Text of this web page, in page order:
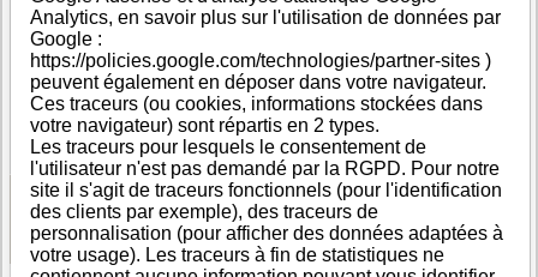
Dénomination ALBATERMAL SH.P.K.
Adresse
B.ZHAN D'ARKU P.RI P.M.JASHT.
Ville
TIRANE- 1000
Pays
Albanie
Type
d'adresse
Adresse unique
DUNS®
Number
49-------
Voir les informations disponibles
Analytics, en savoir plus sur l'utilisation de données par
Google :
https://policies.google.com/technologies/partner-sites )
peuvent également en déposer dans votre navigateur.
Ces traceurs (ou cookies, informations stockées dans
votre navigateur) sont répartis en 2 types.
Les traceurs pour lesquels le consentement de
l'utilisateur n'est pas demandé par la RGPD. Pour notre
site il s'agit de traceurs fonctionnels (pour l'identification
des clients par exemple), des traceurs de
personnalisation (pour afficher des données adaptées à
votre usage). Les traceurs à fin de statistiques ne